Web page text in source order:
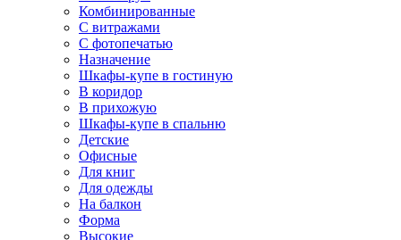
Комбинированные
С витражами
С фотопечатью
Назначение
Шкафы-купе в гостиную
В коридор
В прихожую
Шкафы-купе в спальню
Детские
Офисные
Для книг
Для одежды
На балкон
Форма
Высокие